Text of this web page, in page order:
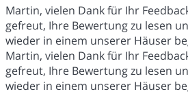
Martin, vielen Dank für Ihr
gefreut, Ihre Bewertung zu lesen
wieder in einem unserer Häuser
Martin, vielen Dank für Ihr
gefreut, Ihre Bewertung zu lesen
wieder in einem unserer Häuser